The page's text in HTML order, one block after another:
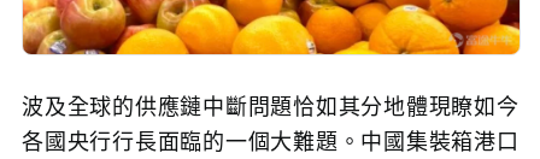
波及全球的供應鏈中斷問題恰如其分地體現瞭如今
各國央行行長面臨的一個大難題。中國集裝箱港口